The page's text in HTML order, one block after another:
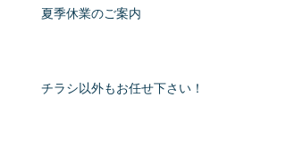
夏季休業のご案内
チラシ以外もお任せ下さい！